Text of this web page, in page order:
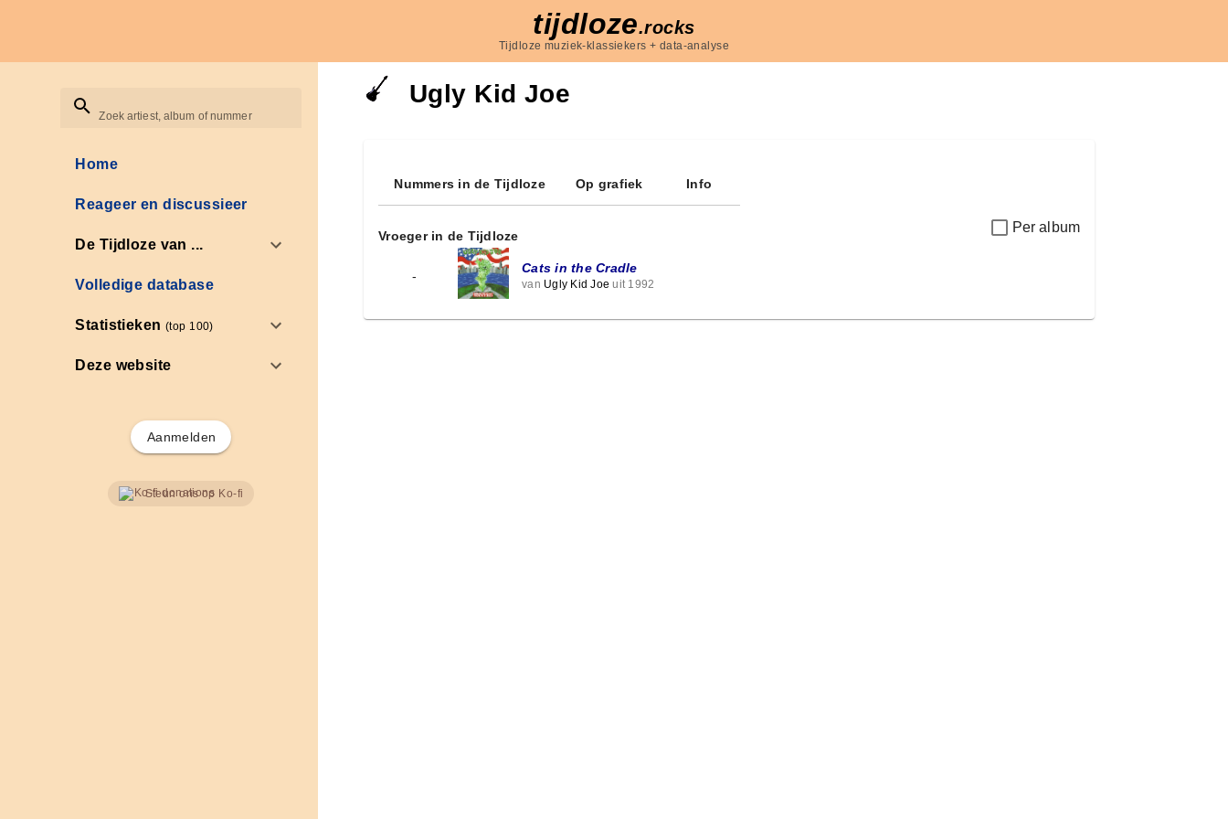
tijdloze.rocks
Tijdloze muziek-klassiekers + data-analyse
Zoek artiest, album of nummer
Home
Reageer en discussieer
De Tijdloze van ...
Volledige database
Statistieken(top 100)
Deze website
Aanmelden
Steun ons op Ko-fi
Ugly Kid Joe
Nummers in de Tijdloze Op grafiek Info
Per album
Vroeger in de Tijdloze
-
Cats in the Cradle
van Ugly Kid Joe uit 1992